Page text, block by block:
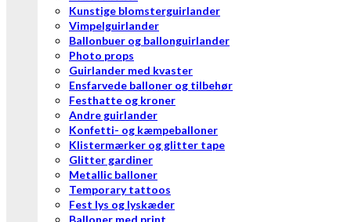
Kunstige blomsterguirlander
Vimpelguirlander
Ballonbuer og ballonguirlander
Photo props
Guirlander med kvaster
Ensfarvede balloner og tilbehør
Festhatte og kroner
Andre guirlander
Konfetti- og kæmpeballoner
Klistermærker og glitter tape
Glitter gardiner
Metallic balloner
Temporary tattoos
Fest lys og lyskæder